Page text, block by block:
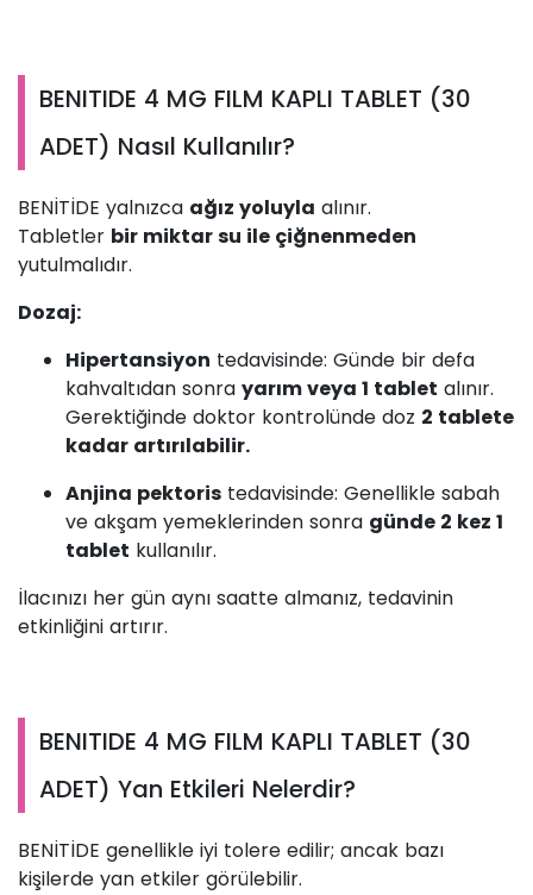
BENITIDE 4 MG FILM KAPLI TABLET (30
ADET) Nasıl Kullanılır?
BENİTİDE yalnızca ağız yoluyla alınır.
Tabletler bir miktar su ile çiğnenmeden
yutulmalıdır.
Dozaj:
Hipertansiyon tedavisinde: Günde bir defa
kahvaltıdan sonra yarım veya 1 tablet alınır.
Gerektiğinde doktor kontrolünde doz 2 tablete
kadar artırılabilir.
Anjina pektoris tedavisinde: Genellikle sabah
ve akşam yemeklerinden sonra günde 2 kez 1
tablet kullanılır.
İlacınızı her gün aynı saatte almanız, tedavinin
etkinliğini artırır.
BENITIDE 4 MG FILM KAPLI TABLET (30
ADET) Yan Etkileri Nelerdir?
BENİTİDE genellikle iyi tolere edilir; ancak bazı
kişilerde yan etkiler görülebilir.